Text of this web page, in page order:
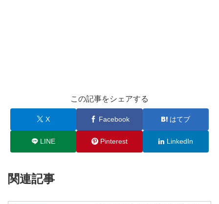
この記事をシェアする
X Facebook はてブ
LINE Pinterest LinkedIn
関連記事